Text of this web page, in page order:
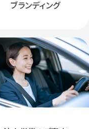
ブランディング